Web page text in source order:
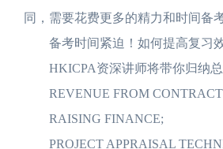
同，需要花费更多的精力和时间备
备考时间紧迫！如何提高复习效
HKICPA资深讲师将带你归纳总
REVENUE FROM CONTRACT
RAISING FINANCE;
PROJECT APPRAISAL